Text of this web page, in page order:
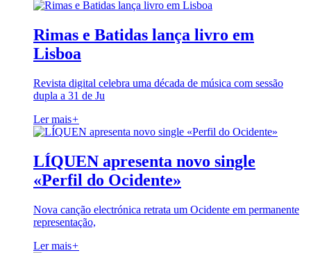
Rimas e Batidas lança livro em
Lisboa
Revista digital celebra uma década de música com sessão
dupla a 31 de Ju
Ler mais+
LÍQUEN apresenta novo single
«Perfil do Ocidente»
Nova canção electrónica retrata um Ocidente em permanente
representação,
Ler mais+